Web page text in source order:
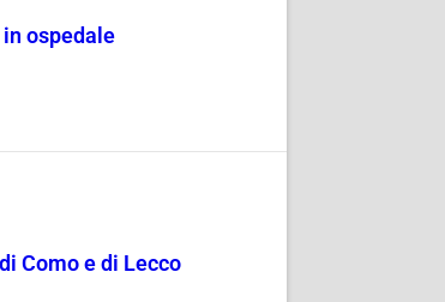
ospedale
Como e di Lecco